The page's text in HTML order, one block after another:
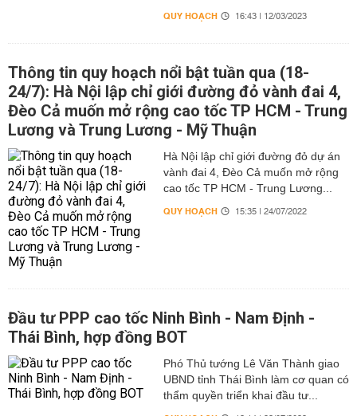
QUY HOẠCH 16:43 | 12/03/2023
Thông tin quy hoạch nổi bật tuần qua (18-
24/7): Hà Nội lập chỉ giới đường đỏ vành đai 4,
Đèo Cả muốn mở rộng cao tốc TP HCM - Trung
Lương và Trung Lương - Mỹ Thuận
Hà Nội lập chỉ giới đường đỏ dự án
vành đai 4, Đèo Cả muốn mở rộng
cao tốc TP HCM - Trung Lương...
QUY HOẠCH 15:35 | 24/07/2022
Đầu tư PPP cao tốc Ninh Bình - Nam Định -
Thái Bình, hợp đồng BOT
Phó Thủ tướng Lê Văn Thành giao
UBND tỉnh Thái Bình làm cơ quan có
thẩm quyền triển khai đầu tư...